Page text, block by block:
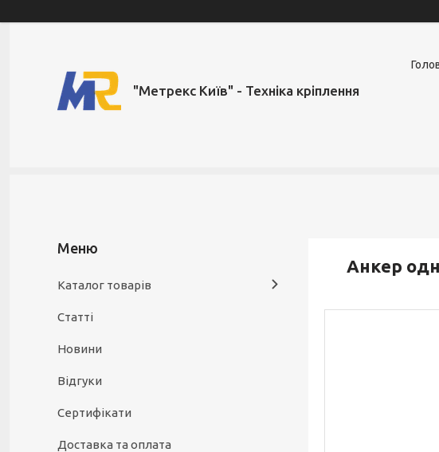
"Метрекс Київ" - Техніка кріплення
Анкер
Каталог товарів
Статті
Новини
Відгуки
Сертифікати
Доставка та оплата